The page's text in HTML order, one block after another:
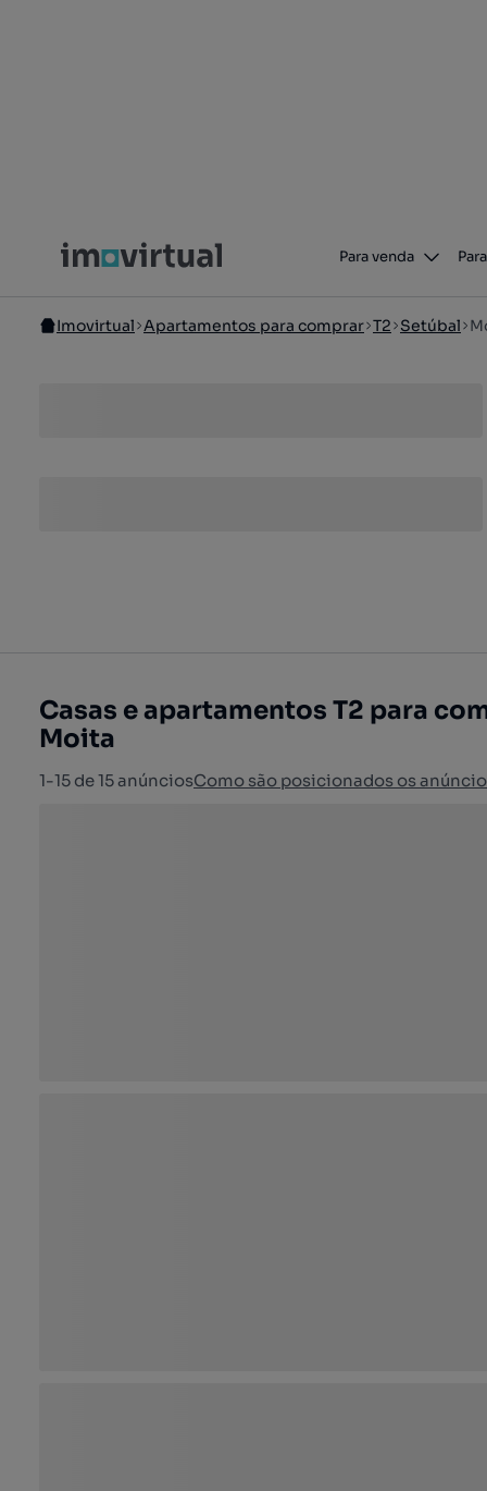
Para venda
Imovirtual Apartamentos para comprar T2 Setúbal
Casas e apartamentos T2 para
Moita
1-15 de 15 anúnciosComo são posicionados os